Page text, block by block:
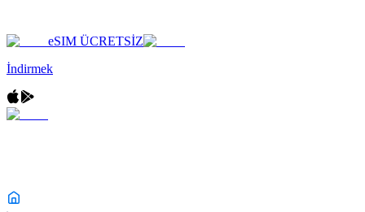
eSIM ÜCRETSİZ
İndirmek